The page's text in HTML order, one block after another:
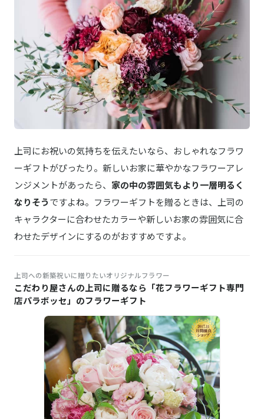
上司にお祝いの気持ちを伝えたいなら、おしゃれなフラワ
ーギフトがぴったり。新しいお家に華やかなフラワーアレ
ンジメントがあったら、 家の中の雰囲気もより一層明るく
なりそうですよね。フラワーギフトを贈るときは、上司の
キャラクターに合わせたカラーや新しいお家の雰囲気に合
わせたデザインにするのがおすすめですよ。
上司への新築祝いに贈りたいオリジナルフラワー
こだわり屋さんの上司に贈るなら「花フラワーギフト専門
店パラボッセ」のフラワーギフト